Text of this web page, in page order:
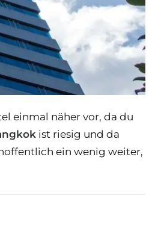
einmal näher vor, da du
ist riesig und da
ein wenig weiter,